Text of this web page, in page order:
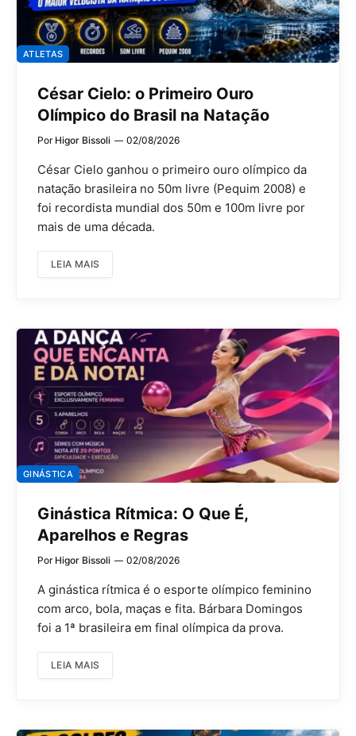
ATLETAS
César Cielo: o Primeiro Ouro
Olímpico do Brasil na Natação
Por Higor Bissoli 02/08/2026
César Cielo ganhou o primeiro ouro olímpico da
natação brasileira no 50m livre (Pequim 2008) e
foi recordista mundial dos 50m e 100m livre por
mais de uma década.
LEIA MAIS
GINÁSTICA
Ginástica Rítmica: O Que É,
Aparelhos e Regras
Por Higor Bissoli 02/08/2026
A ginástica rítmica é o esporte olímpico feminino
com arco, bola, maças e fita. Bárbara Domingos
foi a 1ª brasileira em final olímpica da prova.
LEIA MAIS